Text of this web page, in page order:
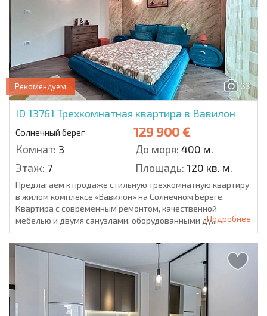
33
Рекомендуем
ID 13761 Трехкомнатная квартира в Вавилон
Солнечный берег 129 900 €
Комнат: 3 До моря: 400 м.
Этаж: 7 Площадь: 120 кв. м.
Предлагаем к продаже стильную трехкомнатную квартиру
в жилом комплексе «Вавилон» на Солнечном Береге.
Квартира с современным ремонтом, качественной
мебелью и двумя санузлами, оборудованными ду...Подробнее